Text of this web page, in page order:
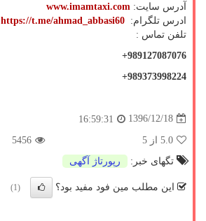
آدرس سایت: www.imamtaxi.com
ادرس تلگرام: https://t.me/ahmad_abbasi60
تلفن تماس :
+989127087076
+989373998224
1396/12/18
16:59:31
5.0 از 5
5456
تگهای خبر:
رپورتاژ آگهی
این مطلب مین فود مفید بود؟ (1)